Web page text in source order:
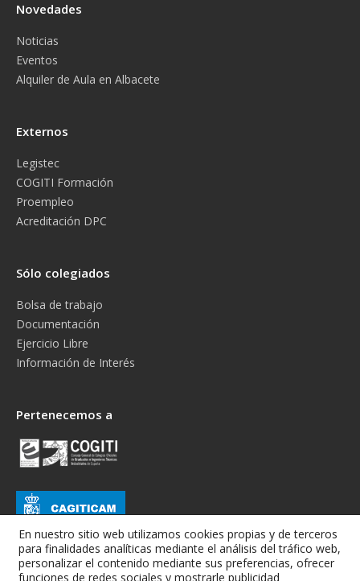
Novedades
Noticias
Eventos
Alquiler de Aula en Albacete
Externos
Legistec
COGITI Formación
Proempleo
Acreditación DPC
Sólo colegiados
Bolsa de trabajo
Documentación
Ejercicio Libre
Información de Interés
Pertenecemos a
En nuestro sitio web utilizamos cookies propias y de terceros
para finalidades analíticas mediante el análisis del tráfico web,
personalizar el contenido mediante sus preferencias, ofrecer
funciones de redes sociales y mostrarle publicidad